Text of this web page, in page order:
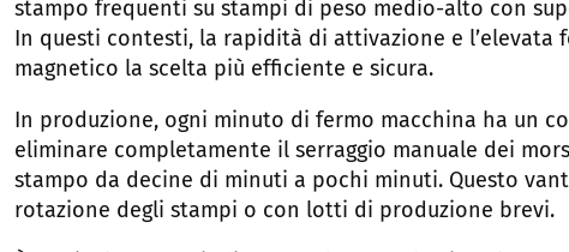
stampo frequenti su stampi di peso medio-alto con
In questi contesti, la rapidità di attivazione e
magnetico la scelta più efficiente e sicura.
In produzione, ogni minuto di fermo macchina ha un
eliminare completamente il serraggio manuale dei
stampo da decine di minuti a pochi minuti. Questo
rotazione degli stampi o con lotti di produzione brevi.